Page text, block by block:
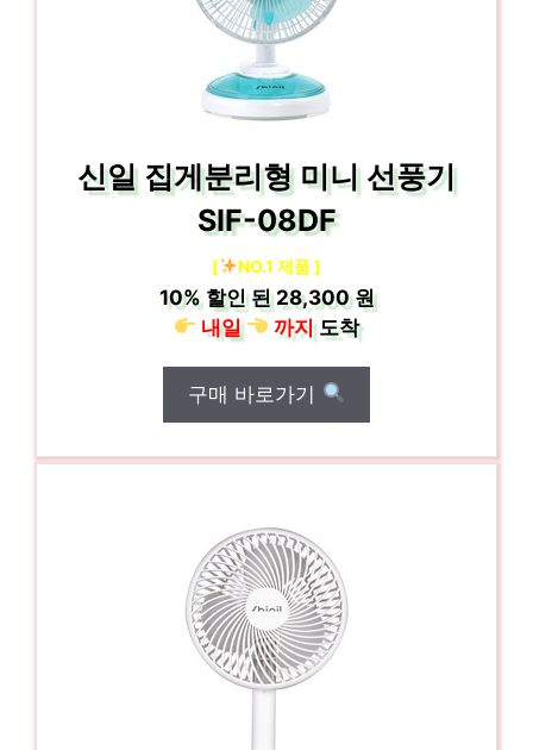
신일 집게분리형 미니 선풍기
SIF-08DF
[ NO.1 제품 ]
10%할인 된28,300 원
내일
까지도착
구매 바로가기